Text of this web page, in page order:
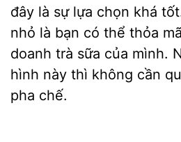
đây là sự lựa chọn khá
nhỏ là bạn có thể thỏa
doanh trà sữa của mình.
hình này thì không cần
pha chế.